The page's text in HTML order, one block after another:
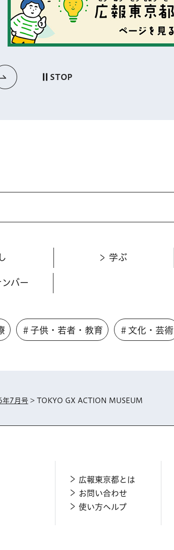
ドを表示次のスライドを表示
STOP
学ぶ
バー
＃子供・若者・教育 ＃文化・芸術
年7月号 > TOKYO GX ACTION MUSEUM
広報東京都とは
お問い合わせ
使い方ヘルプ